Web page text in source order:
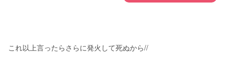
これ以上言ったらさらに発火して死ぬから//